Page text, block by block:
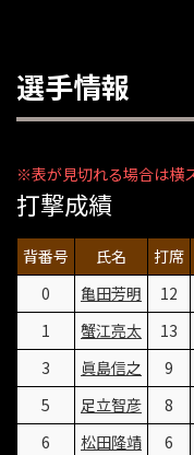
選手情報
打撃成績
背番号 氏名 打席
0
亀田芳明 12
1
蟹江亮太 13
3
眞島信之 9
5
足立智彦 8
6
松田隆靖 6